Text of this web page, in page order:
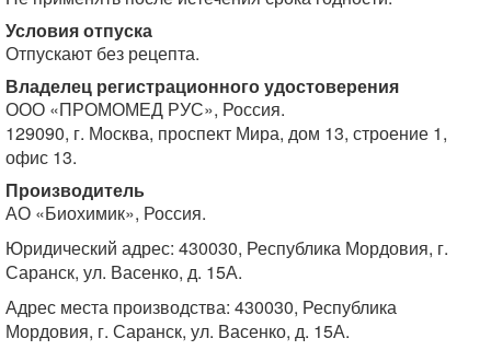
Условия отпуска
Отпускают без рецепта.
Владелец регистрационного удостоверения
ООО «ПРОМОМЕД РУС», Россия.
129090, г. Москва, проспект Мира, дом 13, строение 1,
офис 13.
Производитель
АО «Биохимик», Россия.
Юридический адрес: 430030, Республика Мордовия, г.
Саранск, ул. Васенко, д. 15А.
Адрес места производства: 430030, Республика
Мордовия, г. Саранск, ул. Васенко, д. 15А.